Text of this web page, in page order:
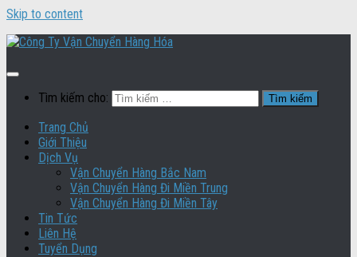
Skip to content
Tìm kiếm cho:
Trang Chủ
Giới Thiệu
Dịch Vụ
Vận Chuyển Hàng Bắc Nam
Vận Chuyển Hàng Đi Miền Trung
Vận Chuyển Hàng Đi Miền Tây
Tin Tức
Liên Hệ
Tuyển Dụng